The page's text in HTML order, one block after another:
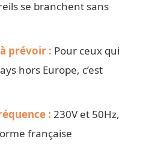
se branchent sans
prévoir : Pour ceux qui
hors Europe, c’est
: 230V et 50Hz,
française